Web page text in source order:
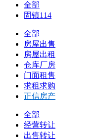
全部
固镇114
全部
房屋出售
房屋出租
仓库厂房
门面租售
求租求购
正信房产
全部
经营转让
出售转让